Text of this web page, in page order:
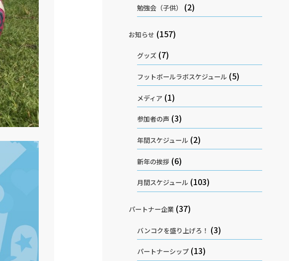
勉強会（子供） (2)
お知らせ (157)
グッズ(7)
フットボールラボスケジュール(5)
メディア (1)
参加者の声 (3)
年間スケジュール(2)
新年の挨拶 (6)
月間スケジュール(103)
パートナー企業 (37)
バンコクを盛り上げろ！ (3)
パートナーシップ(13)